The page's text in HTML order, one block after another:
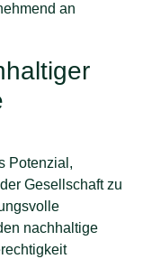
an
Potenzial,
Gesellschaft zu
nachhaltige